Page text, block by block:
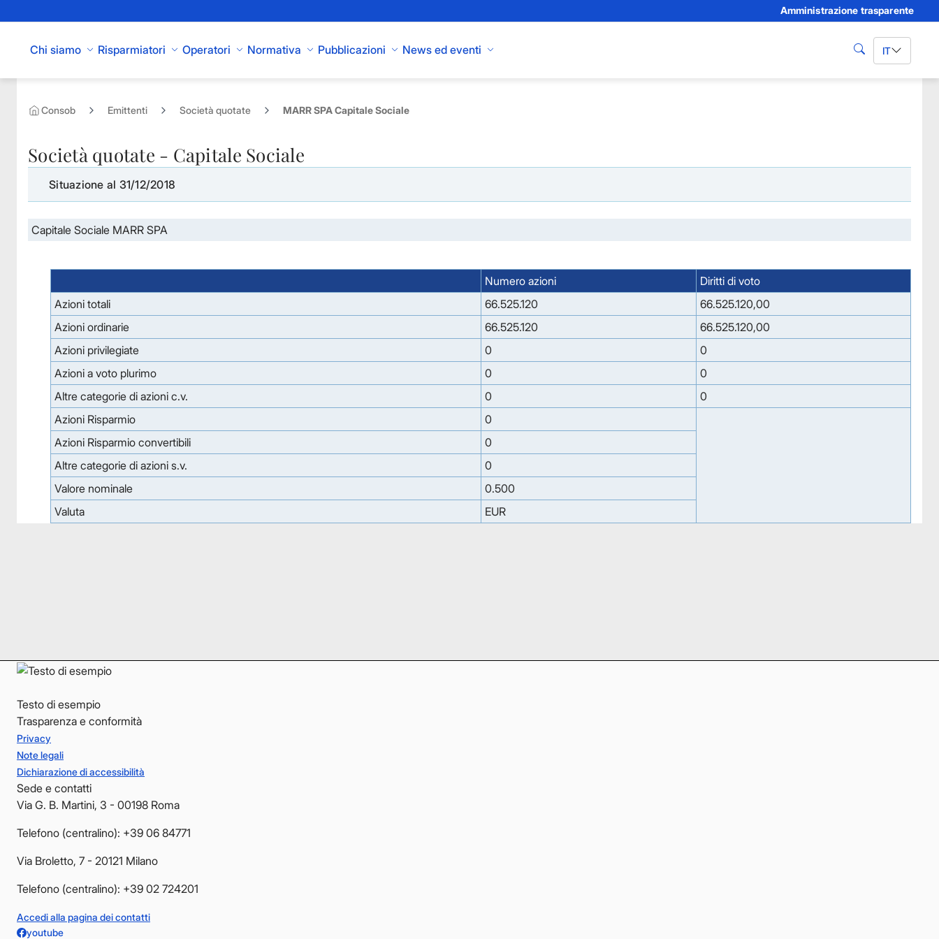
Amministrazione trasparente
Chi siamo Risparmiatori Operatori Normativa Pubblicazioni News ed eventi cerca IT
Consob Emittenti Società quotate MARR SPA Capitale Sociale
Società quotate - Capitale Sociale
Situazione al 31/12/2018
Capitale Sociale MARR SPA
Numero azioni
Diritti di voto
Azioni totali
66.525.120
66.525.120,00
Azioni ordinarie
66.525.120
66.525.120,00
Azioni privilegiate
0
0
Azioni a voto plurimo
0
0
Altre categorie di azioni c.v.
0
0
Azioni Risparmio
0
Azioni Risparmio convertibili
0
Altre categorie di azioni s.v.
0
Valore nominale
0.500
Valuta
EUR
Testo di esempio
Trasparenza e conformità
Privacy
Note legali
Dichiarazione di accessibilità
Sede e contatti
Via G. B. Martini, 3 - 00198 Roma
Telefono (centralino): +39 06 84771
Via Broletto, 7 - 20121 Milano
Telefono (centralino): +39 02 724201
Accedi alla pagina dei contatti
youtube